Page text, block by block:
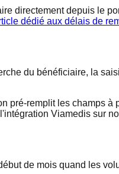
directement depuis le
dédié aux délais de
du bénéficiaire, la
pré-remplit les champs
Viamedis sur
de mois quand les